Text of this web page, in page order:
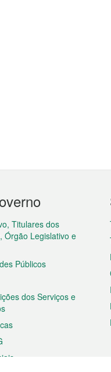
Titulares dos
Órgão Legislativo e
Públicos
dos Serviços e